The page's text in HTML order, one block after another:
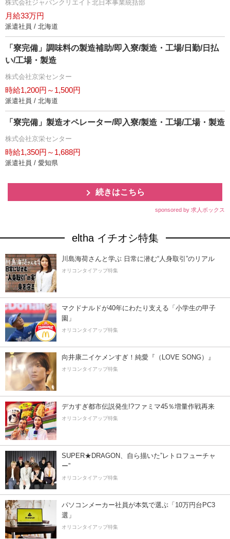
株式会社ジャパンクリエイト北日本事業統括部
月給33万円
派遣社員 / 北海道
「寮完備」調味料の製造補助/即入寮/製造・工場/日勤/日払
い/工場・製造
株式会社京栄センター
時給1,200円～1,500円
派遣社員 / 北海道
「寮完備」製造オペレーター/即入寮/製造・工場/工場・製造
株式会社京栄センター
時給1,350円～1,688円
派遣社員 / 愛知県
続きはこちら
sponsored by 求人ボックス
eltha イチオシ特集
川島海荷さんと学ぶ 日常に潜む“人身取引”のリアル
オリコンタイアップ特集
マクドナルドが40年にわたり支える「小学生の甲子
園」
オリコンタイアップ特集
向井康二イケメンすぎ！純愛『（LOVE SONG）』
オリコンタイアップ特集
デカすぎ都市伝説発生!?ファミマ45％増量作戦再来
オリコンタイアップ特集
SUPER★DRAGON、自ら描いた”レトロフューチャ
ー”
オリコンタイアップ特集
パソコンメーカー社員が本気で選ぶ「10万円台PC3
選」
オリコンタイアップ特集